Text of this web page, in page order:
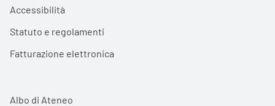
Accessibilità
Statuto e regolamenti
Fatturazione elettronica
Albo di Ateneo